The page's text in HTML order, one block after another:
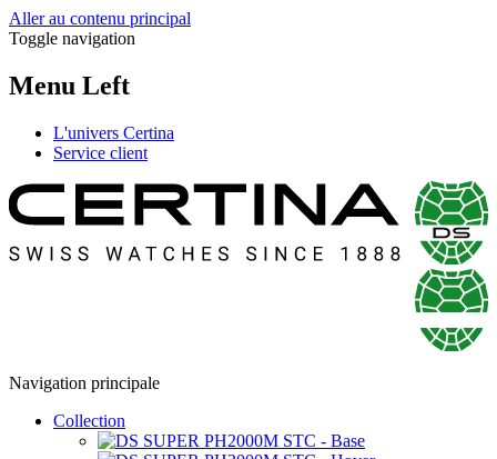
Aller au contenu principal
Toggle navigation
Menu Left
L'univers Certina
Service client
Navigation principale
Collection